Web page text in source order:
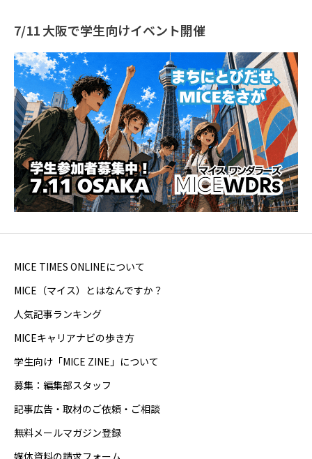
7/11 大阪で学生向けイベント開催
MICE TIMES ONLINEについて
MICE（マイス）とはなんですか？
人気記事ランキング
MICEキャリアナビの歩き方
学生向け「MICE ZINE」について
募集：編集部スタッフ
記事広告・取材のご依頼・ご相談
無料メールマガジン登録
媒体資料の請求フォーム